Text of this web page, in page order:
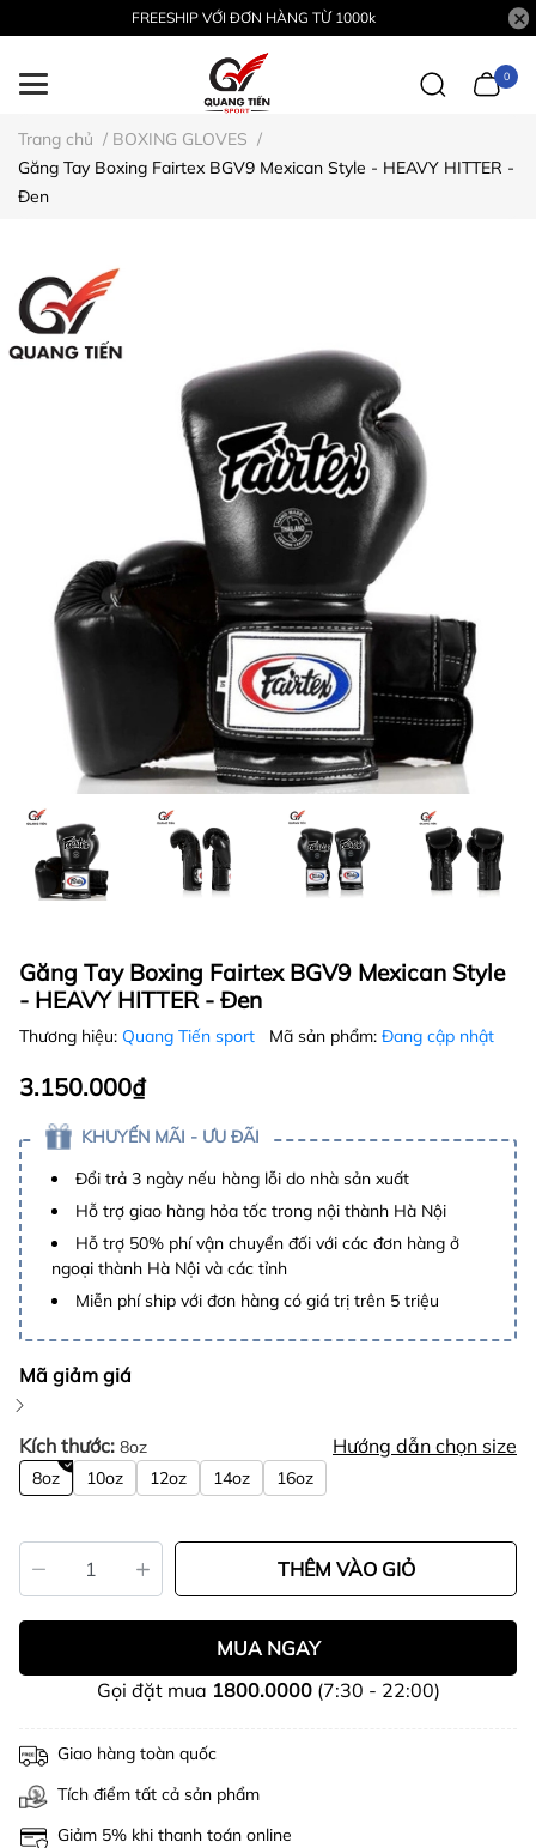
FREESHIP VỚI ĐƠN HÀNG TỪ 1000k
0
Trang chủ / BOXING GLOVES /
Găng Tay Boxing Fairtex BGV9 Mexican Style - HEAVY HITTER -
Đen
Găng Tay Boxing Fairtex BGV9 Mexican Style
- HEAVY HITTER - Đen
Thương hiệu: Quang Tiến sport Mã sản phẩm: Đang cập nhật
3.150.000₫
KHUYẾN MÃI - ƯU ĐÃI
Đổi trả 3 ngày nếu hàng lỗi do nhà sản xuất
Hỗ trợ giao hàng hỏa tốc trong nội thành Hà Nội
Hỗ trợ 50% phí vận chuyển đối với các đơn hàng ở
ngoại thành Hà Nội và các tỉnh
Miễn phí ship với đơn hàng có giá trị trên 5 triệu
Mã giảm giá
Kích thước: 8oz Hướng dẫn chọn size
8oz 10oz 12oz 14oz 16oz
THÊM VÀO GIỎ
MUA NGAY
Gọi đặt mua 1800.0000(7:30 - 22:00)
Giao hàng toàn quốc
Tích điểm tất cả sản phẩm
Giảm 5% khi thanh toán online